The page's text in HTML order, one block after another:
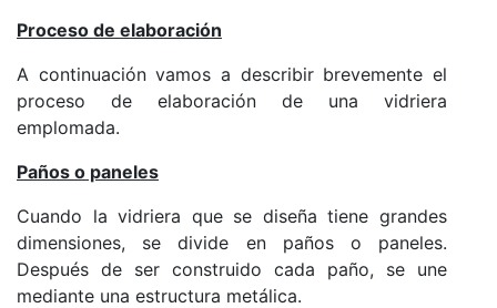
Proceso de elaboración
A continuación vamos a describir brevemente el
proceso de elaboración de una vidriera
emplomada.
Paños o paneles
Cuando la vidriera que se diseña tiene grandes
dimensiones, se divide en paños o paneles.
Después de ser construido cada paño, se une
mediante una estructura metálica.